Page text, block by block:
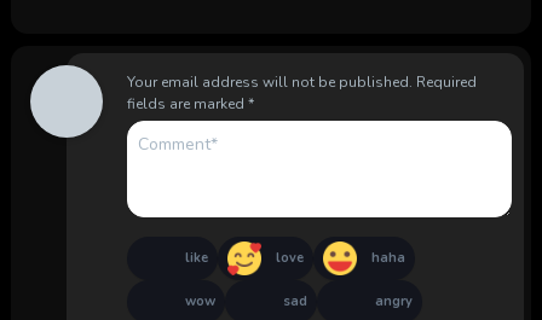
Your email address will not be published. Required
fields are marked *
like love haha
wow sad angry